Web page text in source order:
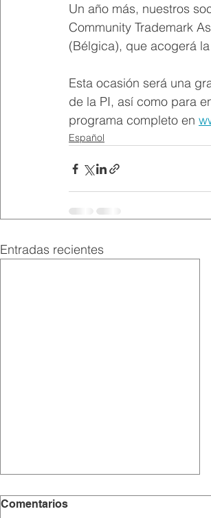
Un año más, nuestros
Community Trademark
(Bélgica), que acogerá
Esta ocasión será una
de la PI, así como para
programa completo en
Español
Entradas recientes
Comentarios